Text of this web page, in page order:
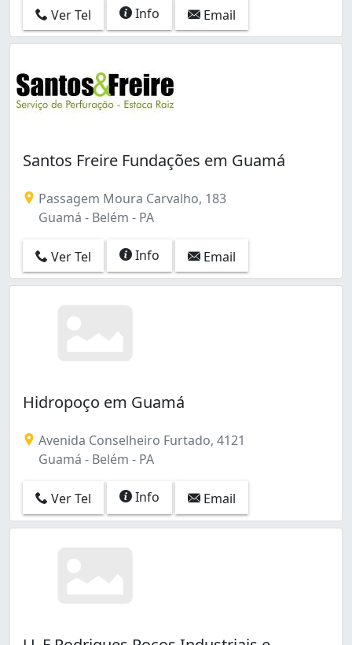
Ver Tel Info Email
Santos Freire Fundações em Guamá
Passagem Moura Carvalho, 183
Guamá - Belém - PA
Ver Tel Info Email
Hidropoço em Guamá
Avenida Conselheiro Furtado, 4121
Guamá - Belém - PA
Ver Tel Info Email